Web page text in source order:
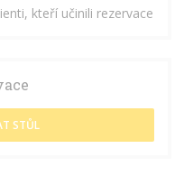
kteří učinili rezervace
STŮL